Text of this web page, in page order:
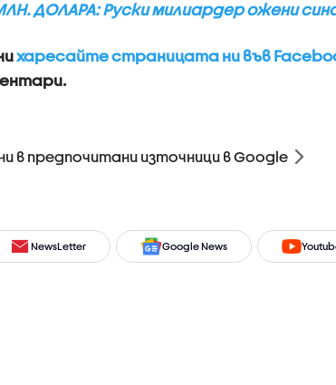
ДОЛАРА: Руски милиардер ожени
харесайте страницата ни във
в предпочитани източници в Google
NewsLetter Google News